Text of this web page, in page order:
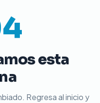
esta
Regresa al inicio y